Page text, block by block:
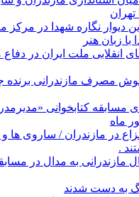
دیوار نگاره شهدا در مرکز
با زبان هنر
انقلابی ملت ایران در
مسابقه کتابخوانی
ماه
نزاع در مازندران / ساروی ها
.
مازندرانی به مدال در
به دست شدند